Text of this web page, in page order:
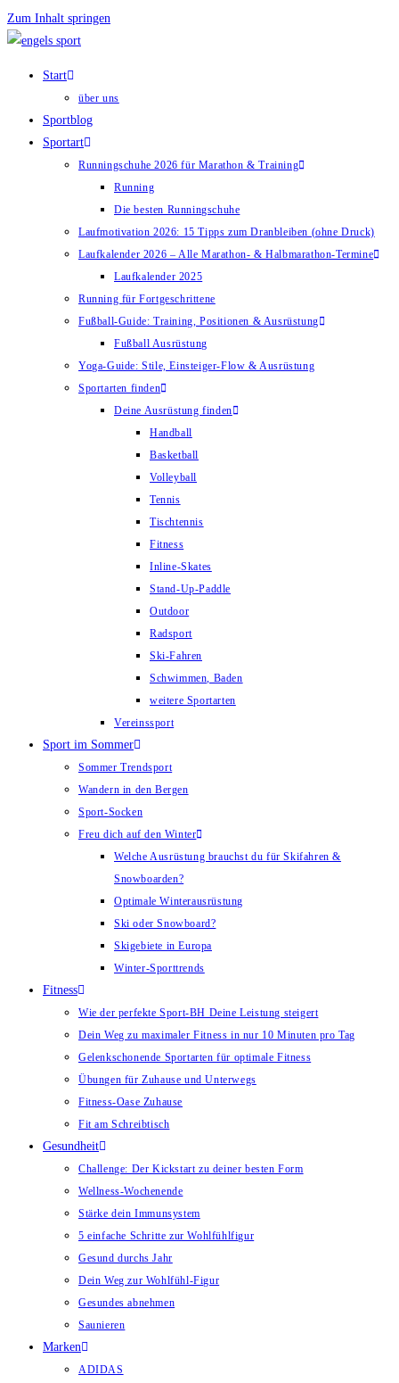
Zum Inhalt springen
Start
über uns
Sportblog
Sportart
Runningschuhe 2026 für Marathon & Training
Running
Die besten Runningschuhe
Laufmotivation 2026: 15 Tipps zum Dranbleiben (ohne Druck)
Laufkalender 2026 – Alle Marathon- & Halbmarathon-Termine
Laufkalender 2025
Running für Fortgeschrittene
Fußball-Guide: Training, Positionen & Ausrüstung
Fußball Ausrüstung
Yoga-Guide: Stile, Einsteiger-Flow & Ausrüstung
Sportarten finden
Deine Ausrüstung finden
Handball
Basketball
Volleyball
Tennis
Tischtennis
Fitness
Inline-Skates
Stand-Up-Paddle
Outdoor
Radsport
Ski-Fahren
Schwimmen, Baden
weitere Sportarten
Vereinssport
Sport im Sommer
Sommer Trendsport
Wandern in den Bergen
Sport-Socken
Freu dich auf den Winter
Welche Ausrüstung brauchst du für Skifahren &
Snowboarden?
Optimale Winterausrüstung
Ski oder Snowboard?
Skigebiete in Europa
Winter-Sporttrends
Fitness
Wie der perfekte Sport-BH Deine Leistung steigert
Dein Weg zu maximaler Fitness in nur 10 Minuten pro Tag
Gelenkschonende Sportarten für optimale Fitness
Übungen für Zuhause und Unterwegs
Fitness-Oase Zuhause
Fit am Schreibtisch
Gesundheit
Challenge: Der Kickstart zu deiner besten Form
Wellness-Wochenende
Stärke dein Immunsystem
5 einfache Schritte zur Wohlfühlfigur
Gesund durchs Jahr
Dein Weg zur Wohlfühl-Figur
Gesundes abnehmen
Saunieren
Marken
ADIDAS